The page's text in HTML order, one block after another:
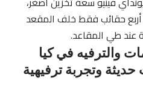
حقائب فقط خلف المقعد
والترفيه في كيا
وتجربة ترفيهية